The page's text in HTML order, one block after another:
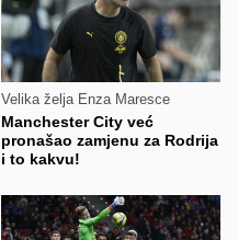
Velika želja Enza Maresce
Manchester City već
pronašao zamjenu za Rodrija
i to kakvu!